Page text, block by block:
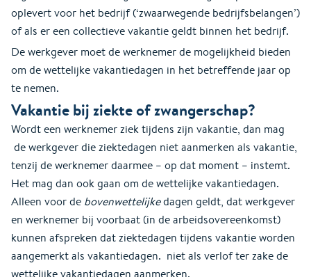
oplevert voor het bedrijf (‘zwaarwegende bedrijfsbelangen’)
of als er een collectieve vakantie geldt binnen het bedrijf.
De werkgever moet de werknemer de mogelijkheid bieden
om de wettelijke vakantiedagen in het betreffende jaar op
te nemen.
Vakantie bij ziekte of zwangerschap?
Wordt een werknemer ziek tijdens zijn vakantie, dan mag
de werkgever die ziektedagen niet aanmerken als vakantie,
tenzij de werknemer daarmee – op dat moment – instemt.
Het mag dan ook gaan om de wettelijke vakantiedagen.
Alleen voor de bovenwettelijkedagen geldt, dat werkgever
en werknemer bij voorbaat (in de arbeidsovereenkomst)
kunnen afspreken dat ziektedagen tijdens vakantie worden
aangemerkt als vakantiedagen. niet als verlof ter zake de
wettelijke vakantiedagen aanmerken.